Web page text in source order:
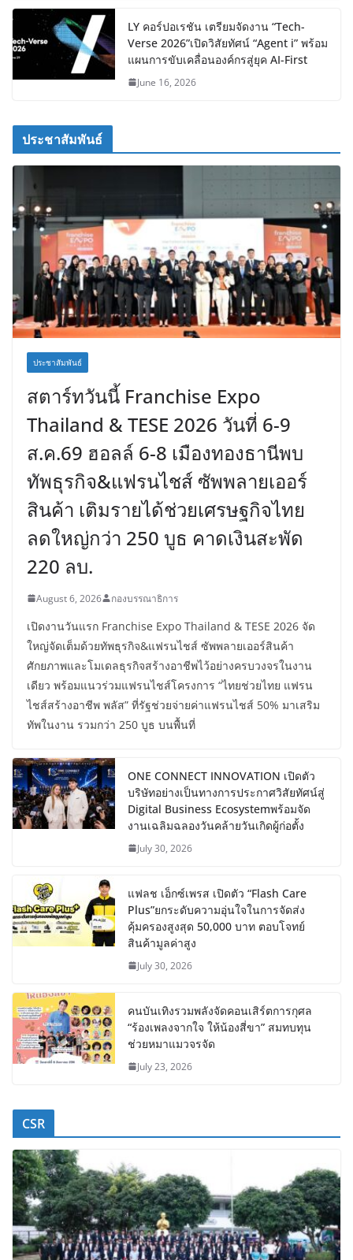
LY คอร์ปอเรชัน เตรียมจัดงาน “Tech-
Verse 2026”เปิดวิสัยทัศน์ “Agent i” พร้อม
แผนการขับเคลื่อนองค์กรสู่ยุค AI-First
June 16, 2026
ประชาสัมพันธ์
ประชาสัมพันธ์
สตาร์ทวันนี้ Franchise Expo
Thailand & TESE 2026 วันที่ 6-9
ส.ค.69 ฮอลล์ 6-8 เมืองทองธานีพบ
ทัพธุรกิจ&แฟรนไชส์ ซัพพลายเออร์
สินค้า เติมรายได้ช่วยเศรษฐกิจไทย
ลดใหญ่กว่า 250 บูธ คาดเงินสะพัด
220 ลบ.
August 6, 2026 กองบรรณาธิการ
เปิดงานวันแรก Franchise Expo Thailand & TESE 2026 จัด
ใหญ่จัดเต็มด้วยทัพธุรกิจ&แฟรนไชส์ ซัพพลายเออร์สินค้า
ศักยภาพและโมเดลธุรกิจสร้างอาชีพไว้อย่างครบวงจรในงาน
เดียว พร้อมแนวร่วมแฟรนไชส์โครงการ “ไทยช่วยไทย แฟรน
ไชส์สร้างอาชีพ พลัส” ที่รัฐช่วยจ่ายค่าแฟรนไชส์ 50% มาเสริม
ทัพในงาน รวมกว่า 250 บูธ บนพื้นที่
ONE CONNECT INNOVATION เปิดตัว
บริษัทอย่างเป็นทางการประกาศวิสัยทัศน์สู่
Digital Business Ecosystemพร้อมจัด
งานเฉลิมฉลองวันคล้ายวันเกิดผู้ก่อตั้ง
July 30, 2026
แฟลช เอ็กซ์เพรส เปิดตัว “Flash Care
Plus”ยกระดับความอุ่นใจในการจัดส่ง
คุ้มครองสูงสุด 50,000 บาท ตอบโจทย์
สินค้ามูลค่าสูง
July 30, 2026
คนบันเทิงรวมพลังจัดคอนเสิร์ตการกุศล
“ร้องเพลงจากใจ ให้น้องสี่ขา” สมทบทุน
ช่วยหมาแมวจรจัด
July 23, 2026
CSR